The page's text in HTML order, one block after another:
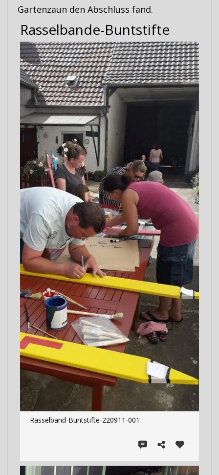
Gartenzaun den Abschluss fand.
Rasselbande-Buntstifte
Rasselband-Buntstifte-220911-001